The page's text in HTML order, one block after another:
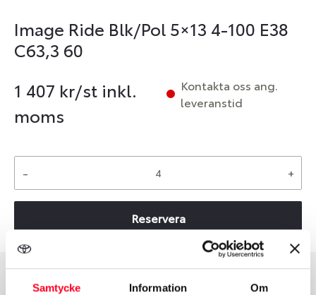
Samtycke Information Om
Image Ride Blk/Pol 5×13 4-100 E38
C63,3 60
1 407 kr/st inkl.
moms
Kontakta oss ang.
leveranstid
- +
Reservera